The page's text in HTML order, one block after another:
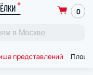
0
представлений